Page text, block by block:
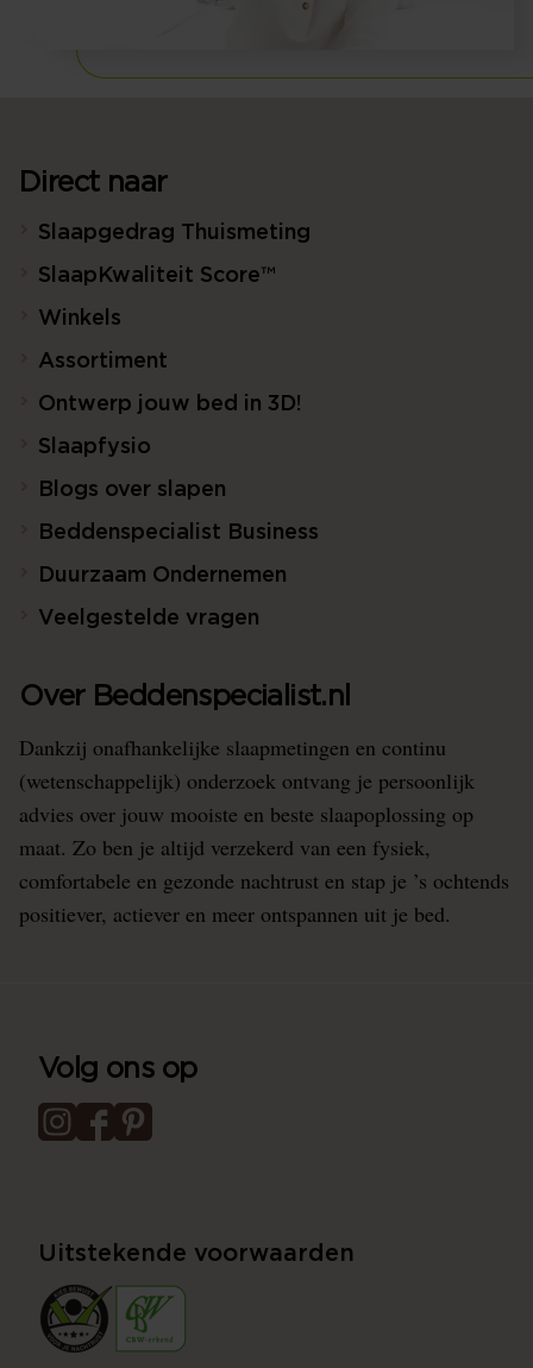
Direct naar
Slaapgedrag Thuismeting
SlaapKwaliteit Score™
Winkels
Assortiment
Ontwerp jouw bed in 3D!
Slaapfysio
Blogs over slapen
Beddenspecialist Business
Duurzaam Ondernemen
Veelgestelde vragen
Over Beddenspecialist.nl
Dankzij onafhankelijke slaapmetingen en continu
(wetenschappelijk) onderzoek ontvang je persoonlijk
advies over jouw mooiste en beste slaapoplossing op
maat. Zo ben je altijd verzekerd van een fysiek,
comfortabele en gezonde nachtrust en stap je ’s ochtends
positiever, actiever en meer ontspannen uit je bed.
Volg ons op
Uitstekende voorwaarden